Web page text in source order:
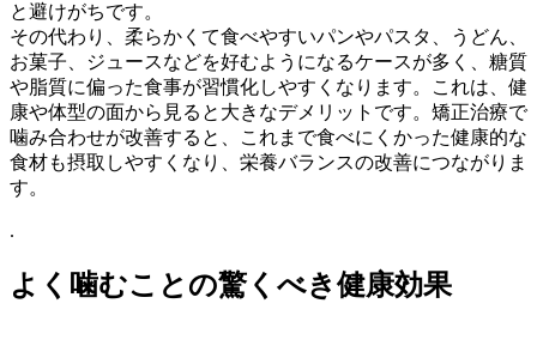
と避けがちです。
その代わり、柔らかくて食べやすいパンやパスタ、うどん、
お菓子、ジュースなどを好むようになるケースが多く、糖質
や脂質に偏った食事が習慣化しやすくなります。これは、健
康や体型の面から見ると大きなデメリットです。矯正治療で
噛み合わせが改善すると、これまで食べにくかった健康的な
食材も摂取しやすくなり、栄養バランスの改善につながりま
す。
.
よく噛むことの驚くべき健康効果